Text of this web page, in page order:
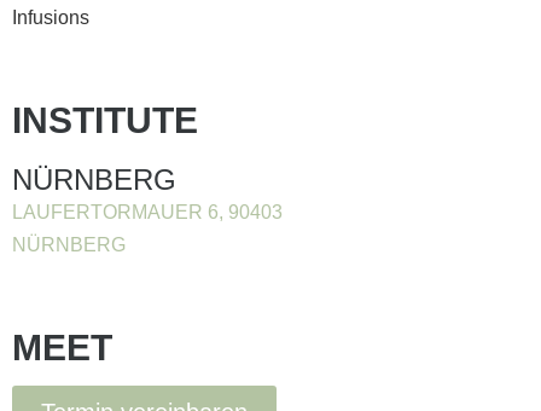
Infusions
INSTITUTE
NÜRNBERG
LAUFERTORMAUER 6, 90403
NÜRNBERG
MEET